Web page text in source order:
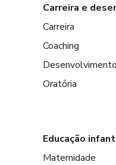
Carreira e
Carreira
Coaching
Oratória
Educação
Maternidade